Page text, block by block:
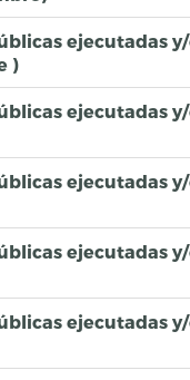
ejecutadas
)
ejecutadas
ejecutadas
ejecutadas
ejecutadas